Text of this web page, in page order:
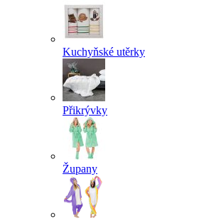
Kuchyňské utěrky
Přikrývky
Župany